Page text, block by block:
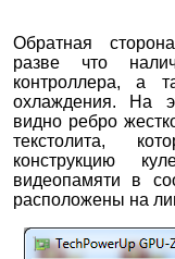
Обратная
разве что
контроллера, а
охлаждения. На
видно ребро
текстолита,
конструкцию
видеопамяти в
расположены на